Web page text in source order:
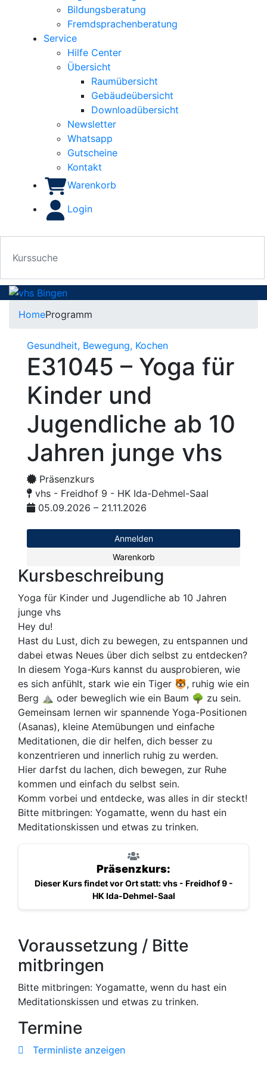
Bildungsberatung
Fremdsprachenberatung
Service
Hilfe Center
Übersicht
Raumübersicht
Gebäudeübersicht
Downloadübersicht
Newsletter
Whatsapp
Gutscheine
Kontakt
Warenkorb
Login
HomeProgramm
Gesundheit, Bewegung, Kochen
E31045 – Yoga für
Kinder und
Jugendliche ab 10
Jahren junge vhs
Präsenzkurs
vhs - Freidhof 9 - HK Ida-Dehmel-Saal
05.09.2026 – 21.11.2026
Anmelden
Warenkorb
Kursbeschreibung
Yoga für Kinder und Jugendliche ab 10 Jahren
junge vhs
Hey du!
Hast du Lust, dich zu bewegen, zu entspannen und
dabei etwas Neues über dich selbst zu entdecken?
In diesem Yoga-Kurs kannst du ausprobieren, wie
es sich anfühlt, stark wie ein Tiger 🐯, ruhig wie ein
Berg ⛰️ oder beweglich wie ein Baum 🌳 zu sein.
Gemeinsam lernen wir spannende Yoga-Positionen
(Asanas), kleine Atemübungen und einfache
Meditationen, die dir helfen, dich besser zu
konzentrieren und innerlich ruhig zu werden.
Hier darfst du lachen, dich bewegen, zur Ruhe
kommen und einfach du selbst sein.
Komm vorbei und entdecke, was alles in dir steckt!
Bitte mitbringen: Yogamatte, wenn du hast ein
Meditationskissen und etwas zu trinken.
Präsenzkurs:
Dieser Kurs findet vor Ort statt: vhs - Freidhof 9 -
HK Ida-Dehmel-Saal
Voraussetzung / Bitte
mitbringen
Bitte mitbringen: Yogamatte, wenn du hast ein
Meditationskissen und etwas zu trinken.
Termine
Terminliste anzeigen